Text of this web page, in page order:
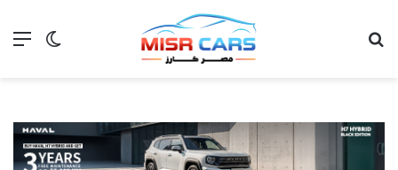
الوضع